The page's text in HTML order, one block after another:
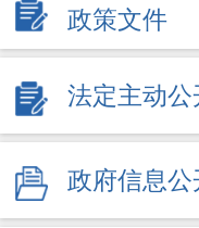
政策文件
法定主动公
政府信息公